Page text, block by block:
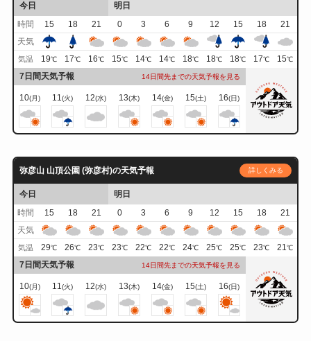
今日
明日
時間
15 18 21 0 3 6 9 12 15 18
21
天気
気温 19℃ 17℃ 16℃ 15℃ 14℃ 14℃ 18℃ 18℃ 18℃ 17℃ 15℃
7日間天気予報 14日間先までの天気予報を見る
10(月) 11(火) 12(水) 13(木) 14(金) 15(土) 16(日)
弥彦山 山頂公園 (弥彦村)の天気予報 詳しくみる
今日
明日
時間
15 18 21 0 3 6 9 12 15 18
21
天気
気温 29℃ 26℃ 23℃ 23℃ 22℃ 22℃ 24℃ 25℃ 25℃ 23℃ 21℃
7日間天気予報 14日間先までの天気予報を見る
10(月) 11(火) 12(水) 13(木) 14(金) 15(土) 16(日)